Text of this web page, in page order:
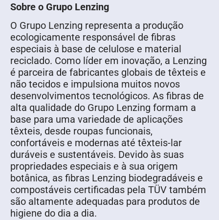
Sobre o Grupo Lenzing
O Grupo Lenzing representa a produção
ecologicamente responsável de fibras
especiais à base de celulose e material
reciclado. Como líder em inovação, a Lenzing
é parceira de fabricantes globais de têxteis e
não tecidos e impulsiona muitos novos
desenvolvimentos tecnológicos. As fibras de
alta qualidade do Grupo Lenzing formam a
base para uma variedade de aplicações
têxteis, desde roupas funcionais,
confortáveis e modernas até têxteis-lar
duráveis e sustentáveis. Devido às suas
propriedades especiais e à sua origem
botânica, as fibras Lenzing biodegradáveis e
compostáveis certificadas pela TÜV também
são altamente adequadas para produtos de
higiene do dia a dia.